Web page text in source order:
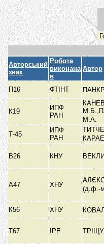
Авторський
знак
Робота
виконана
в
Автор
П16 ФТІНТ
К19
ИПФ
РАН
М.А.
Т-45
ИПФ
РАН
В26 КНУ
А47 ХНУ
(д.ф.-
К56
ХНУ
Т67 ІРЕ